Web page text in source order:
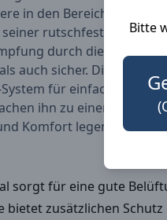
Bitte
in den Bereichen Lager,
rutschfesten PU-
durch die PU-
auch sicher. Die speziellen
für einfaches
ihn zu einer
Komfort legen.
sorgt für eine gute
bietet zusätzlichen Schutz